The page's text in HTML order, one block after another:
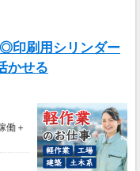
◎印刷用シリンダー
かせる
働＋